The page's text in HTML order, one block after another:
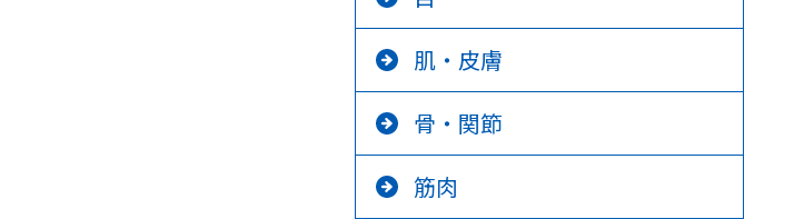
肌・皮膚
骨・関節
筋肉